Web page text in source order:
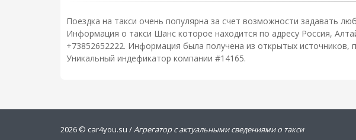
Поездка на такси очень популярна за счет возможности задавать
Информация о такси Шанс которое находится по адресу Россия,
+73852652222. Информация была получена из открытых источников,
Уникальный индефикатор компании #14165.
2026 © car4you.su /Агрегатор с актуальными сведениями о такси